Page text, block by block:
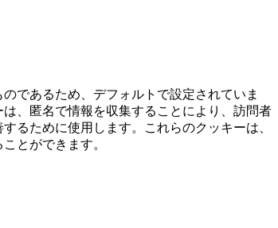
であるため、デフォルトで設定されていま
、匿名で情報を収集することにより、訪問者
るために使用します。これらのクッキーは、
とができます。